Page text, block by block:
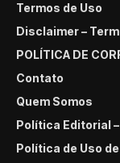
Termos de Uso
Disclaimer –
POLÍTICA DE
Contato
Quem Somos
Política Editorial
Política de Uso